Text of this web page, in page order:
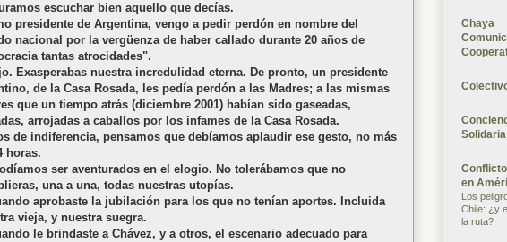
escuchar bien aquello que decías.
presidente de Argentina, vengo a pedir perdón en nombre del
nacional por la vergüenza de haber callado durante 20 años de
tantas atrocidades".
Exasperabas nuestra incredulidad eterna. De pronto, un presidente
de la Casa Rosada, les pedía perdón a las Madres; a las mismas
que un tiempo atrás (diciembre 2001) habían sido gaseadas,
arrojadas a caballos por los infames de la Casa Rosada.
de indiferencia, pensamos que debíamos aplaudir ese gesto, no más
horas.
ser aventurados en el elogio. No tolerábamos que no
una a una, todas nuestras utopías.
aprobaste la jubilación para los que no tenían aportes. Incluida
vieja, y nuestra suegra.
le brindaste a Chávez, y a otros, el escenario adecuado para
Chaya
Solidaria
en
Los
Chile: ¿y
la ruta?